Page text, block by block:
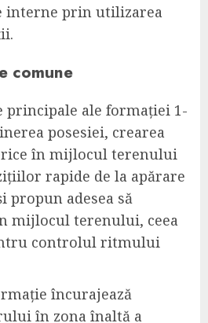
interne prin utilizarea
comune
principale ale formației 1-
posesiei, crearea
în mijlocul terenului
rapide de la apărare
propun adesea să
mijlocul terenului, ceea
controlul ritmului
încurajează
în zona înaltă a